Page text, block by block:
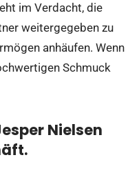
im Verdacht, die
weitergegeben zu
anhäufen. Wenn
Schmuck
Nielsen